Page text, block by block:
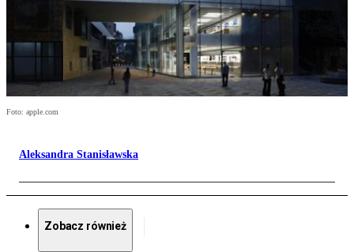
Foto: apple.com
Aleksandra Stanisławska
Zobacz również